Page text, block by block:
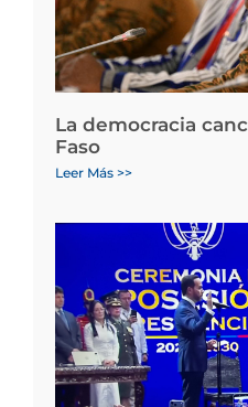
La democracia
Faso
Leer Más >>